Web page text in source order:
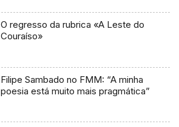
O regresso da rubrica «A Leste do
Couraíso»
Filipe Sambado no FMM: “A minha
poesia está muito mais pragmática”